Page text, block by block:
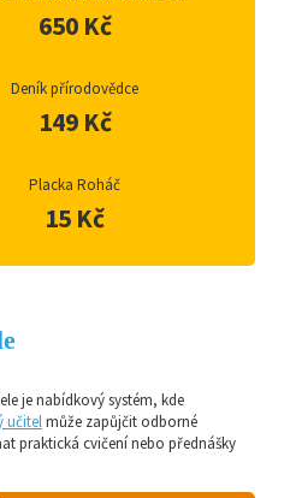
650 Kč
Deník přírodovědce
149 Kč
Placka Roháč
15 Kč
je nabídkový systém, kde
učitelmůže zapůjčit odborné
praktická cvičení nebo přednášky